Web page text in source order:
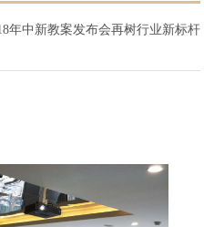
年中新教案发布会再树行业新标杆